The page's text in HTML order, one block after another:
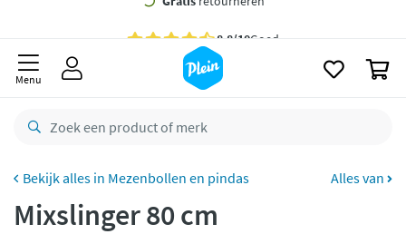
besteld,maandag
retourneren
CO2 neutraal bezorgd
Betaal met Klarna
Menu
Mezenbollen en pindas Alles van
Mixslinger 80 cm